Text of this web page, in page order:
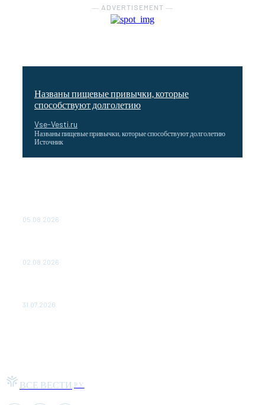
― ADVERTISEMENT ―
Названы пищевые привычки, которые
способствуют долголетию
Vse-Vesti.ru
Названы пищевые привычки, которые способствуют долголетию
Источник
05.08.2026
02.08.2026
31.07.2026
ВСЕ ВЕСТИ РУ